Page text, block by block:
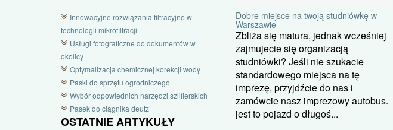
Innowacyjne rozwiązania filtracyjne w
technologii mikrofiltracji
Usługi fotograficzne do dokumentów w
okolicy
Optymalizacja chemicznej korekcji wody
Paski do sprzętu ogrodniczego
Wybór odpowiednich narzędzi szlifierskich
Pasek do ciągnika deutz
OSTATNIE ARTYKUŁY
Dobre miejsce na twoją studniówkę w
Warszawie
Zbliża się matura, jednak wcześniej
zajmujecie się organizacją
studniówki? Jeśli nie szukacie
standardowego miejsca na tę
imprezę, przyjdźcie do nas i
zamówcie nasz imprezowy autobus.
jest to pojazd o długoś...